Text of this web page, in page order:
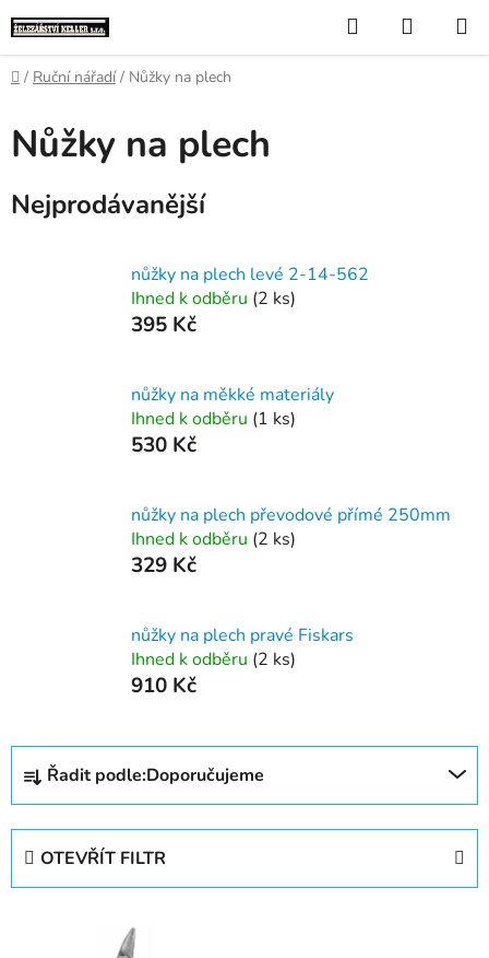
na
obsah
Hledat
KOŠÍK
Domů
/ Ruční nářadí / Nůžky na plech
Nůžky na plech
Nejprodávanější
nůžky na plech levé 2-14-562
Ihned k odběru (2 ks)
395 Kč
nůžky na měkké materiály
Ihned k odběru (1 ks)
530 Kč
nůžky na plech převodové přímé 250mm
Ihned k odběru (2 ks)
329 Kč
nůžky na plech pravé Fiskars
Ihned k odběru (2 ks)
910 Kč
Ř
z
Řadit podle:Doporučujeme
OTEVŘÍT FILTR